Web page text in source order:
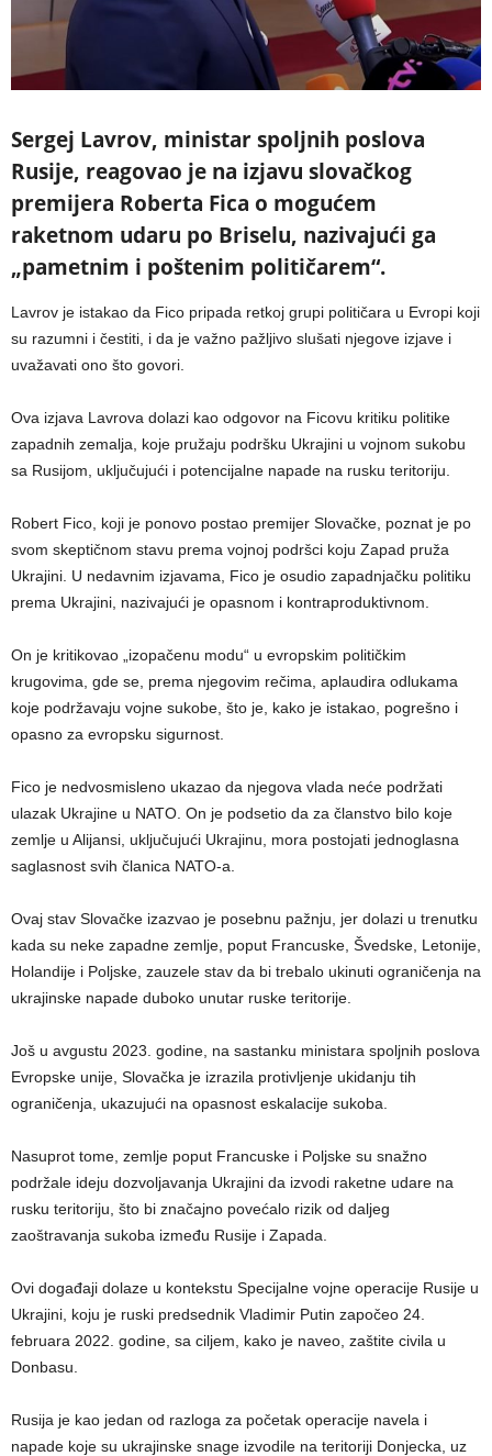
Sergej Lavrov, ministar spoljnih poslova
Rusije, reagovao je na izjavu slovačkog
premijera Roberta Fica o mogućem
raketnom udaru po Briselu, nazivajući ga
„pametnim i poštenim političarem“.
Lavrov je istakao da Fico pripada retkoj grupi političara u Evropi koji
su razumni i čestiti, i da je važno pažljivo slušati njegove izjave i
uvažavati ono što govori.
Ova izjava Lavrova dolazi kao odgovor na Ficovu kritiku politike
zapadnih zemalja, koje pružaju podršku Ukrajini u vojnom sukobu
sa Rusijom, uključujući i potencijalne napade na rusku teritoriju.
Robert Fico, koji je ponovo postao premijer Slovačke, poznat je po
svom skeptičnom stavu prema vojnoj podršci koju Zapad pruža
Ukrajini. U nedavnim izjavama, Fico je osudio zapadnjačku politiku
prema Ukrajini, nazivajući je opasnom i kontraproduktivnom.
On je kritikovao „izopačenu modu“ u evropskim političkim
krugovima, gde se, prema njegovim rečima, aplaudira odlukama
koje podržavaju vojne sukobe, što je, kako je istakao, pogrešno i
opasno za evropsku sigurnost.
Fico je nedvosmisleno ukazao da njegova vlada neće podržati
ulazak Ukrajine u NATO. On je podsetio da za članstvo bilo koje
zemlje u Alijansi, uključujući Ukrajinu, mora postojati jednoglasna
saglasnost svih članica NATO-a.
Ovaj stav Slovačke izazvao je posebnu pažnju, jer dolazi u trenutku
kada su neke zapadne zemlje, poput Francuske, Švedske, Letonije,
Holandije i Poljske, zauzele stav da bi trebalo ukinuti ograničenja na
ukrajinske napade duboko unutar ruske teritorije.
Još u avgustu 2023. godine, na sastanku ministara spoljnih poslova
Evropske unije, Slovačka je izrazila protivljenje ukidanju tih
ograničenja, ukazujući na opasnost eskalacije sukoba.
Nasuprot tome, zemlje poput Francuske i Poljske su snažno
podržale ideju dozvoljavanja Ukrajini da izvodi raketne udare na
rusku teritoriju, što bi značajno povećalo rizik od daljeg
zaoštravanja sukoba između Rusije i Zapada.
Ovi događaji dolaze u kontekstu Specijalne vojne operacije Rusije u
Ukrajini, koju je ruski predsednik Vladimir Putin započeo 24.
februara 2022. godine, sa ciljem, kako je naveo, zaštite civila u
Donbasu.
Rusija je kao jedan od razloga za početak operacije navela i
napade koje su ukrajinske snage izvodile na teritoriji Donjecka, uz